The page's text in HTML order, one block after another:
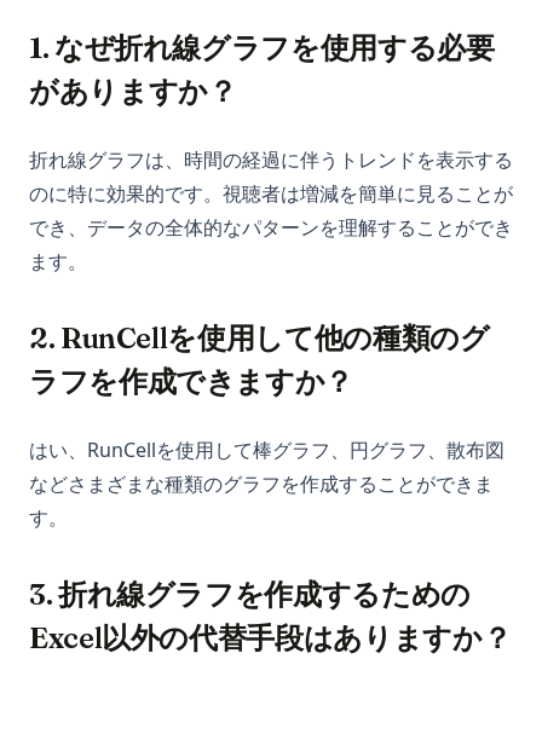
1. なぜ折れ線グラフを使用する必要
がありますか？
折れ線グラフは、時間の経過に伴うトレンドを表示する
のに特に効果的です。視聴者は増減を簡単に見ることが
でき、データの全体的なパターンを理解することができ
ます。
2. RunCellを使用して他の種類のグ
ラフを作成できますか？
はい、RunCellを使用して棒グラフ、円グラフ、散布図
などさまざまな種類のグラフを作成することができま
す。
3. 折れ線グラフを作成するための
Excel以外の代替手段はありますか？